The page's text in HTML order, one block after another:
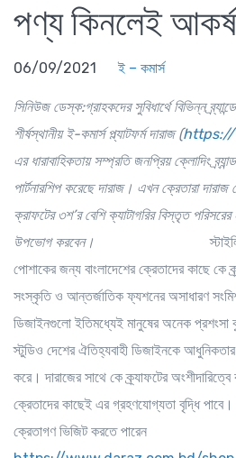
পণ্য কিনলেই
06/09/2021 ই – কমার্স
সিনিউজ ডেস্ক:গ্রাহকদের সুবিধার্থে বিভিন্ন
শীর্ষস্থানীয় ই-কমার্স প্ল্যাটফর্ম দারাজ(https://
এর ধারাবাহিকতায় সম্প্রতি জনপ্রিয় ক্লোদিং ব্র্যান্ড
পার্টনারশিপ করেছে দারাজ। এখন ক্রেতারা দারাজ
ক্রাফটের ৩শ’র বেশি ক্যাটাগরির বিস্তৃত পরিসরের
উপভোগ করবেন।
পোশাকের জন্য বাংলাদেশের ক্রেতাদের কাছে কে
সংস্কৃতি ও আন্তর্জাতিক ফ্যশনের অসাধারণ
ডিজাইনগুলো ইতিমধ্যেই মানুষের অনেক প্রশংসা
স্টুডিও দেশের ঐতিহ্যবাহী ডিজাইনকে
করে। দারাজের সাথে কে ক্র্যাফটের অংশীদারিত্বে
ক্রেতাদের কাছেই এর গ্রহণযোগ্যতা বৃদ্ধি
ক্রেতাগণ ভিজিট করতে পারেন